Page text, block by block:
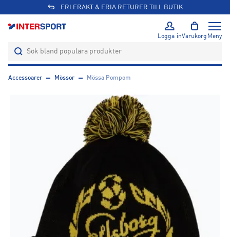
FRI FRAKT & FRIA RETURER TILL BUTIK
Logga inVarukorg Meny
Accessoarer Mössor Mössa Pompom